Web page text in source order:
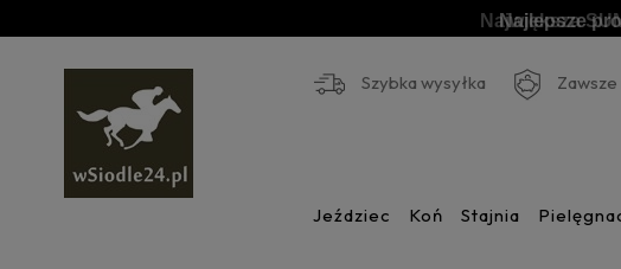
Najlepsze
Szybka wysyłka
Jeździec Koń Stajnia